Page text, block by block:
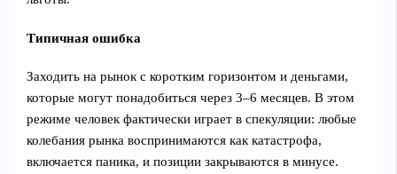
Типичная ошибка
Заходить на рынок с коротким горизонтом и деньгами,
которые могут понадобиться через 3–6 месяцев. В этом
режиме человек фактически играет в спекуляции: любые
колебания рынка воспринимаются как катастрофа,
включается паника, и позиции закрываются в минусе.